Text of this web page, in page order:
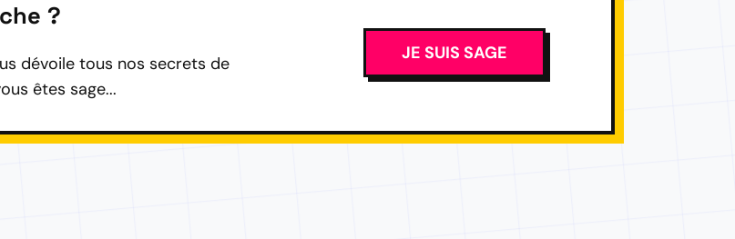
?
dévoile tous nos secrets de
êtes sage...
JE SUIS SAGE